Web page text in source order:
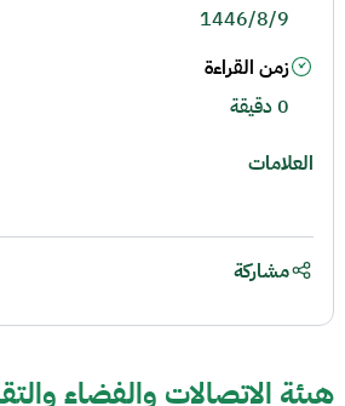
هيئة الاتصالات والفضاء
1446/8/9
زمن القراءة
0 دقيقة
العلامات
مشاركة